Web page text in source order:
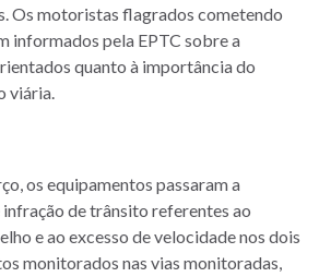
Os motoristas flagrados cometendo
informados pela EPTC sobre a
quanto à importância do
viária.
os equipamentos passaram a
de trânsito referentes ao
e ao excesso de velocidade nos dois
monitorados nas vias monitoradas,